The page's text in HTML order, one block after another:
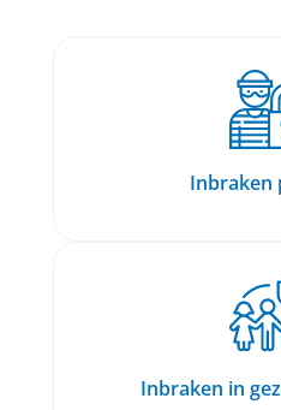
Inbraken
Inbraken in